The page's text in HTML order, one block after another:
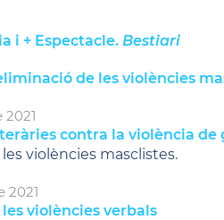
i + Espectacle. Bestiari
de les violències
2021
contra la violència de
violències masclistes.
2021
violències verbals